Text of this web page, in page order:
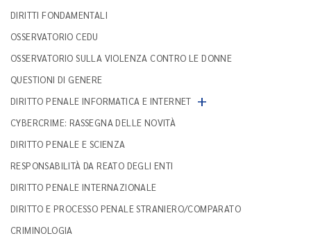
DIRITTI FONDAMENTALI
OSSERVATORIO CEDU
OSSERVATORIO SULLA VIOLENZA CONTRO LE DONNE
QUESTIONI DI GENERE
DIRITTO PENALE INFORMATICA E INTERNET +
CYBERCRIME: RASSEGNA DELLE NOVITÀ
DIRITTO PENALE E SCIENZA
RESPONSABILITÀ DA REATO DEGLI ENTI
DIRITTO PENALE INTERNAZIONALE
DIRITTO E PROCESSO PENALE STRANIERO/COMPARATO
CRIMINOLOGIA